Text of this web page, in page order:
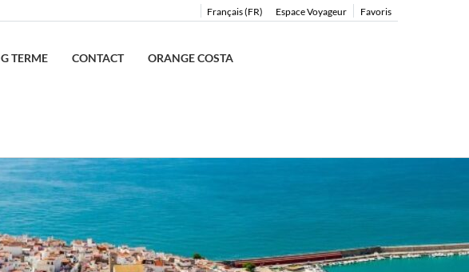
Favoris
Espace Voyageur
Français (FR)
TERME CONTACT ORANGE COSTA